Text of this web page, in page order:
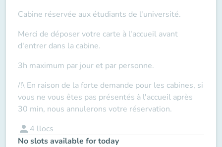
Cabine réservée aux étudiants de l'université.
Merci de déposer votre carte à l'accueil avant
d'entrer dans la cabine.
3h maximum par jour et par personne.
/!\ En raison de la forte demande pour les cabines, si
vous ne vous êtes pas présentés à l'accueil après
30 min, nous annulerons votre réservation.
person 4 llocs
No slots available for today